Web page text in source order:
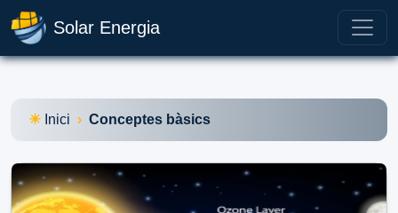
Solar Energia
Inici Conceptes bàsics